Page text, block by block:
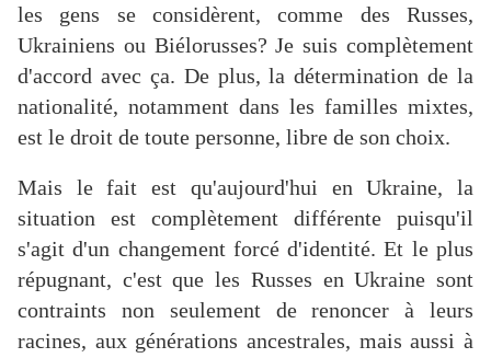
les gens se considèrent, comme des Russes,
Ukrainiens ou Biélorusses? Je suis complètement
d'accord avec ça. De plus, la détermination de la
nationalité, notamment dans les familles mixtes,
est le droit de toute personne, libre de son choix.
Mais le fait est qu'aujourd'hui en Ukraine, la
situation est complètement différente puisqu'il
s'agit d'un changement forcé d'identité. Et le plus
répugnant, c'est que les Russes en Ukraine sont
contraints non seulement de renoncer à leurs
racines, aux générations ancestrales, mais aussi à